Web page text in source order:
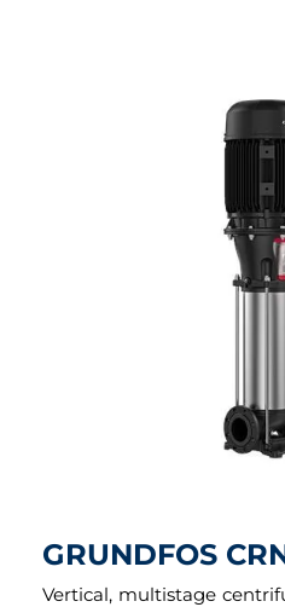
GRUNDFOS
Vertical, multistage